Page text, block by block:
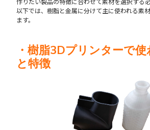
以下では、樹脂と金属に分けて主に使われる素
ます。
・樹脂3Dプリンターで
と特徴